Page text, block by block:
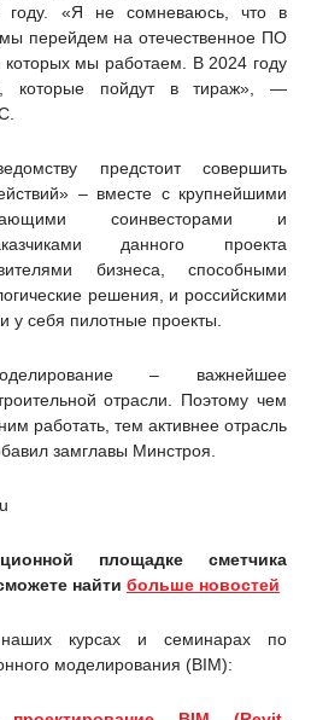
году. «Я не сомневаюсь, что в
перейдем на отечественное ПО
которых мы работаем. В 2024 году
которые пойдут в тираж», —
предстоит совершить
– вместе с крупнейшими
соинвесторами и
данного проекта
бизнеса, способными
решения, и российскими
у себя пилотные проекты.
– важнейшее
отрасли. Поэтому чем
работать, тем активнее отрасль
замглавы Минстроя.
площадке сметчика
найти больше новостей
курсах и семинарах по
моделирования (BIM):